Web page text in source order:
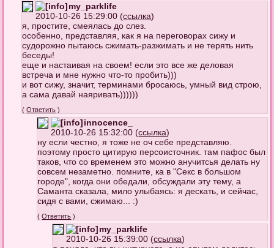
my_parklife
2010-10-26 15:29:00 (ссылка)
я, простите, смеялась до слез.
особенно, представляя, как я на переговорах сижу и
судорожно пытаюсь сжимать-разжимать и не терять нить
беседы!
еще и настаивая на своем! если это все же деловая
встреча и мне нужно что-то пробить)))
и вот сижу, значит, терминами бросаюсь, умный вид строю,
а сама давай наяривать))))))
(Ответить )
innocence_
2010-10-26 15:32:00 (ссылка)
ну если честно, я тоже не оч себе представляю.
поэтому просто цитирую персоисточник. там пафос был
таков, что со временем это можно анучитсья делать ну
совсем незаметно. помните, ка в "Секс в большом
городе", когда они обедали, обсуждали эту тему, а
Саманта сказала, мило улыбаясь: я дескать, и сейчас,
сидя с вами, сжимаю... :)
(Ответить )
my_parklife
2010-10-26 15:39:00 (ссылка)